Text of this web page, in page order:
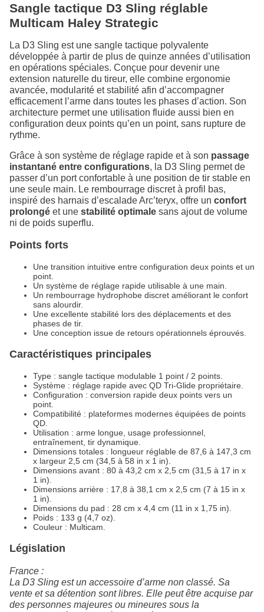
Sangle tactique D3 Sling réglable
Multicam Haley Strategic
La D3 Sling est une sangle tactique polyvalente
développée à partir de plus de quinze années d’utilisation
en opérations spéciales. Conçue pour devenir une
extension naturelle du tireur, elle combine ergonomie
avancée, modularité et stabilité afin d’accompagner
efficacement l’arme dans toutes les phases d’action. Son
architecture permet une utilisation fluide aussi bien en
configuration deux points qu’en un point, sans rupture de
rythme.
Grâce à son système de réglage rapide et à son passage
instantané entre configurations, la D3 Sling permet de
passer d’un port confortable à une position de tir stable en
une seule main. Le rembourrage discret à profil bas,
inspiré des harnais d’escalade Arc’teryx, offre un confort
prolongé et une stabilité optimale sans ajout de volume
ni de poids superflu.
Points forts
Une transition intuitive entre configuration deux points et un
point.
Un système de réglage rapide utilisable à une main.
Un rembourrage hydrophobe discret améliorant le confort
sans alourdir.
Une excellente stabilité lors des déplacements et des
phases de tir.
Une conception issue de retours opérationnels éprouvés.
Caractéristiques principales
Type : sangle tactique modulable 1 point / 2 points.
Système : réglage rapide avec QD Tri-Glide propriétaire.
Configuration : conversion rapide deux points vers un
point.
Compatibilité : plateformes modernes équipées de points
QD.
Utilisation : arme longue, usage professionnel,
entraînement, tir dynamique.
Dimensions totales : longueur réglable de 87,6 à 147,3 cm
x largeur 2,5 cm (34,5 à 58 in x 1 in).
Dimensions avant : 80 à 43,2 cm x 2,5 cm (31,5 à 17 in x
1 in).
Dimensions arrière : 17,8 à 38,1 cm x 2,5 cm (7 à 15 in x
1 in).
Dimensions du pad : 28 cm x 4,4 cm (11 in x 1,75 in).
Poids : 133 g (4,7 oz).
Couleur : Multicam.
Législation
France :
La D3 Sling est un accessoire d’arme non classé. Sa
vente et sa détention sont libres. Elle peut être acquise par
des personnes majeures ou mineures sous la